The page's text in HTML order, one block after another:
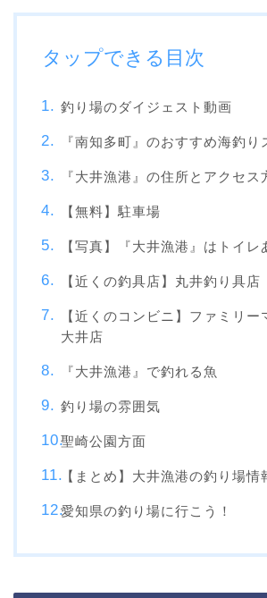
タップできる目次
釣り場のダイジェスト動画
『南知多町』のおすすめ海釣り
『大井漁港』の住所とアクセス
【無料】駐車場
【写真】『大井漁港』はトイレ
【近くの釣具店】丸井釣り具店
【近くのコンビニ】ファミリー
大井店
『大井漁港』で釣れる魚
釣り場の雰囲気
聖崎公園方面
【まとめ】大井漁港の釣り場情
愛知県の釣り場に行こう！